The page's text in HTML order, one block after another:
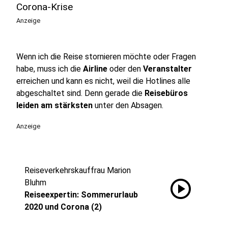
Corona-Krise
Anzeige
Wenn ich die Reise stornieren möchte oder Fragen
habe, muss ich die Airline oder den Veranstalter
erreichen und kann es nicht, weil die Hotlines alle
abgeschaltet sind. Denn gerade die Reisebüros
leiden am stärksten unter den Absagen.
Anzeige
Reiseverkehrskauffrau Marion
Bluhm
Reiseexpertin: Sommerurlaub
2020 und Corona (2)
play_circle